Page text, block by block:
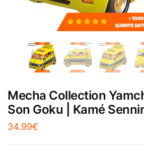
Mecha Collection
Son Goku | Kamé
34.99€